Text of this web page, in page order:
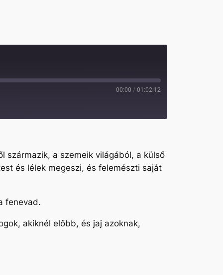
00:00 / 01:02:12
származik, a szemeik világából, a külső
és lélek megeszi, és felemészti saját
fenevad.
akiknél előbb, és jaj azoknak,